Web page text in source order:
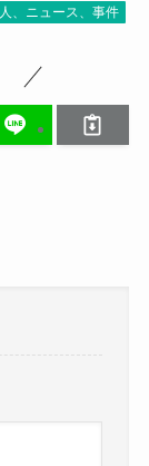
、ニュース、事件